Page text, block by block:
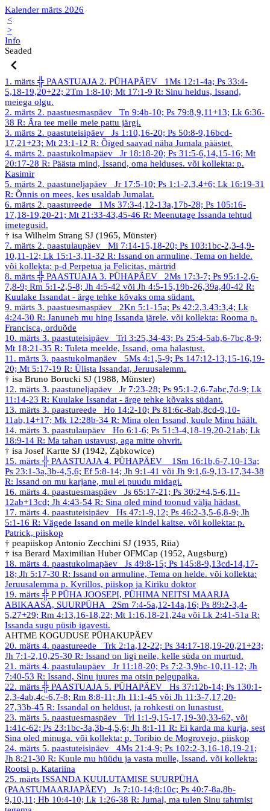
Kalender märts 2026
<
>
Info
Seaded
1. märts ╬ PAASTUAJA 2. PÜHAPÄEV
1Ms 12:1-4a; Ps 33:4-
5,18-19,20+22; 2Tm 1:8-10; Mt 17:1-9 R: Sinu heldus, Issand,
meiega olgu.
2. märts 2. paastuesmaspäev
Tn 9:4b-10; Ps 79:8,9,11+13; Lk 6:36-
38 R: Ära tee meile meie pattu järgi.
3. märts 2. paastuteisipäev
Js 1:10,16-20; Ps 50:8-9,16bcd-
17,21+23; Mt 23:1-12 R: Õiged saavad näha Jumala päästet.
4. märts 2. paastukolmapäev
Jr 18:18-20; Ps 31:5-6,14,15-16; Mt
20:17-28 R: Päästa mind, Issand, oma helduses. või kollekta: p.
Kasimir
5. märts 2. paastuneljapäev
Jr 17:5-10; Ps 1:1-2,3,4+6; Lk 16:19-31
R: Õnnis on mees, kes usaldab Jumalat.
6. märts 2. paastureede
1Ms 37:3-4,12-13a,17b-28; Ps 105:16-
17,18-19,20-21; Mt 21:33-43,45-46 R: Meenutage Issanda tehtud
imetegusid.
† isa Wilhelm Strang SJ (1965, Münster)
7. märts 2. paastulaupäev
Mi 7:14-15,18-20; Ps 103:1bc-2,3-4,9-
10,11-12; Lk 15:1-3,11-32 R: Issand on armuline, Tema on helde.
või kollekta: p-d Perpetua ja Felicitas, märtrid
8. märts ╬ PAASTUAJA 3. PÜHAPÄEV
2Ms 17:3-7; Ps 95:1-2,6-
7,8-9; Rm 5:1-2,5-8; Jh 4:5-42 või Jh 4:5-15,19b-26,39a,40-42 R:
Kuulake Issandat - ärge tehke kõvaks oma südant.
9. märts 3. paastuesmaspäev
2Kn 5:1-15a; Ps 42:2,3.43:3,4; Lk
4:24-30 R: Januneb mu hing Issanda järele. või kollekta: Rooma p.
Francisca, orduõde
10. märts 3. paastuteisipäev
Trl 3:25,34-43; Ps 25:4-5ab,6-7bc,8-9;
Mt 18:21-35 R: Tuleta meelde, Issand, oma halastust.
11. märts 3. paastukolmapäev
5Ms 4:1,5-9; Ps 147:12-13,15-16,19-
20; Mt 5:17-19 R: Ülista Issandat, Jeruusalemm.
† isa Bruno Borucki SJ (1988, Münster)
12. märts 3. paastuneljapäev
Jr 7:23-28; Ps 95:1-2,6-7abc,7d-9; Lk
11:14-23 R: Kuulake Issandat - ärge tehke kõvaks südant.
13. märts 3. paastureede
Ho 14:2-10; Ps 81:6c-8ab,8cd-9,10-
11ab,14+17; Mk 12:28b-34 R: Mina olen Issand, kuule Minu häält.
14. märts 3. paastulaupäev
Ho 6:1-6; Ps 51:3-4,18-19,20-21ab; Lk
18:9-14 R: Ma tahan ustavust, aga mitte ohvrit.
† isa Josef Kartte SJ (1942, Ząbkowice)
15. märts ╬ PAASTUAJA 4. PÜHAPÄEV
1Sm 16:1b,6-7,10-13a;
Ps 23:1-3a,3b-4,5,6; Ef 5:8-14; Jh 9:1-41 või Jh 9:1,6-9,13-17,34-38
R: Issand on mu karjane, mul ei puudu midagi.
16. märts 4. paastuesmaspäev
Js 65:17-21; Ps 30:2+4,5-6,11-
12ab+13cd; Jh 4:43-54 R: Sina oled mind toonud välja hädast.
17. märts 4. paastuteisipäev
Hs 47:1-9,12; Ps 46:2-3,5-6,8-9; Jh
5:1-16 R: Vägede Issand on meile kindel kaitse. või kollekta: p.
Patrick, piiskop
† peapiiskop Antonio Zecchini SJ (1935, Riia)
† isa Berard Maximilian Huber OFMCap (1952, Augsburg)
18. märts 4. paastukolmapäev
Js 49:8-15; Ps 145:8-9,13cd-14,17-
18; Jh 5:17-30 R: Issand on armuline, Tema on helde. või kollekta:
Jeruusalemma p. Kyrillos, piiskop ja Kiriku doktor
19. märts ╬ P PÜHA JOOSEPI, PÜHIMA NEITSI MAARJA
ABIKAASA, SUURPÜHA
2Sm 7:4-5a,12-14a,16; Ps 89:2-3,4-
5,27+29; Rm 4:13,16-18,22; Mt 1:16,18-21,24a või Lk 2:41-51a R:
Issanda sugu püsib igavesti.
AHTME KOGUDUSE PÜHAKUPÄEV
20. märts 4. paastureede
Trk 2:1a,12-22; Ps 34:17-18,19-20,21+23;
Jh 7:1-2,10,25-30 R: Issand on ligi neile, kelle süda on murtud.
21. märts 4. paastulaupäev
Jr 11:18-20; Ps 7:2-3,9bc-10,11-12; Jh
7:40-53 R: Issand, Sinu juures ma otsin pelgupaika.
22. märts ╬ PAASTUAJA 5. PÜHAPÄEV
Hs 37:12b-14; Ps 130:1-
2,3-4ab,4c-6,7-8; Rm 8:8-11; Jh 11:1-45 või Jh 11:3-7,17,20-
27,33b-45 R: Issandal on heldust, ja rohkesti on lunastust.
23. märts 5. paastuesmaspäev
Trl 1:1-9,15-17,19-30,33-62, või
1:41c-62; Ps 23:1bc-3a,3b-4,5,6; Jh 8:1-11 R: Ei karda ma kurja, sest
Sina oled minuga. või kollekta: p. Toribio de Mogrovejo, piiskop
24. märts 5. paastuteisipäev
4Ms 21:4-9; Ps 102:2-3,16-18,19-21;
Jh 8:21-30 R: Kuule mu hüüdu ja vasta mulle, Issand. või kollekta:
Rootsi p. Katariina
25. märts ISSANDA KUULUTAMISE SUURPÜHA
(PAASTUMAARJAPÄEV)
Js 7:10-14;8:10c; Ps 40:7-8a,8b-
9,10,11; Hb 10:4-10; Lk 1:26-38 R: Jumal, ma tulen Sinu tahtmist